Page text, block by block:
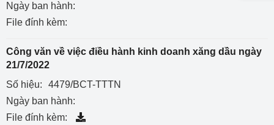
Ngày ban hành:
File đính kèm:
Công văn về việc điều hành kinh doanh xăng dầu ngày
21/7/2022
Số hiệu:
4479/BCT-TTTN
Ngày ban hành:
File đính kèm: